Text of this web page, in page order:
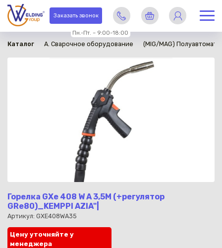
Заказать звонок
Пн.-Пт. – 9:00-18:00
Каталог A. Сварочное оборудование (MIG/MAG)
Горелка GXe 408 W A 3,5M (+регулятор
GRe80)_KEMPPI AZIA"|
Артикул: GXE408WA35
в наличии
Цену уточняйте у
менеджера